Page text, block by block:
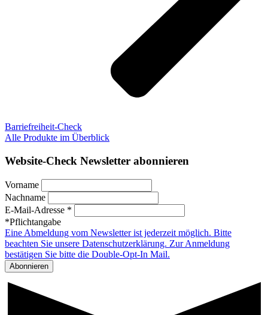
Barriefreiheit-Check
Alle Produkte im Überblick
Website-Check Newsletter abonnieren
Vorname
Nachname
E-Mail-Adresse *
*Pflichtangabe
Eine Abmeldung vom Newsletter ist jederzeit möglich. Bitte
beachten Sie unsere Datenschutzerklärung. Zur Anmeldung
bestätigen Sie bitte die Double-Opt-In Mail.